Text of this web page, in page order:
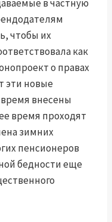
в частную
чтобы их
как
о правах
эти новые
внесены
время проходят
зимних
пенсионеров
бедности еще